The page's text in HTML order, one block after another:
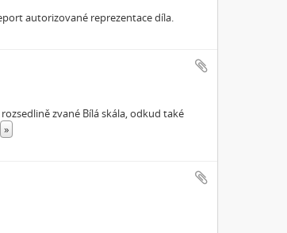
autorizované reprezentace díla.
zvané Bílá skála, odkud také
»